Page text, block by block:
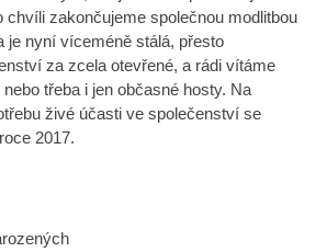
chvíli zakončujeme společnou modlitbou
je nyní víceméně stálá, přesto
za zcela otevřené, a rádi vítáme
třeba i jen občasné hosty. Na
živé účasti ve společenství se
2017.